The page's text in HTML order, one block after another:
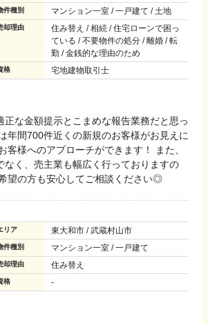
件種別 マンション一室 / 一戸建て / 土地
却理由
住み替え / 相続 / 住宅ローンで困っ
ている / 不要物件の処分 / 離婚 / 転
勤 / 金銭的な理由のため
格 宅地建物取引士
正な金額提示とこまめな報告業務だと思っ
年間700件近くの新規のお客様がお見えに
客様へのアプローチができます！ また、
なく、売主業も幅広く行っておりますの
望の方も安心してご相談ください◎
リア 東大和市 / 武蔵村山市
件種別 マンション一室 / 一戸建て
却理由 住み替え
格 -